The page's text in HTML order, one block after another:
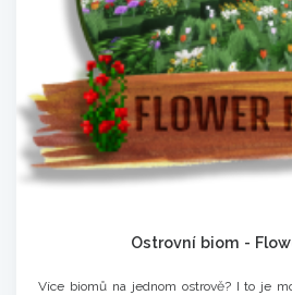
Ostrovní biom -
Více biomů na jednom ostrově? I to je